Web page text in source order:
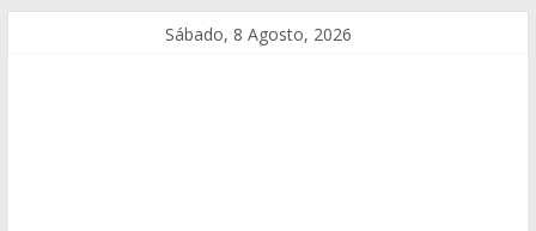
Sábado, 8 Agosto, 2026